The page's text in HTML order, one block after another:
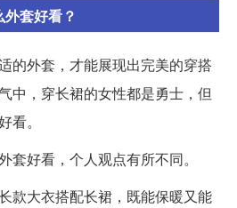
套好看？
的外套，才能展现出完美的穿搭
中，穿长裙的女性都是勇士，但
看。
套好看，个人观点有所不同。
款大衣搭配长裙，既能保暖又能